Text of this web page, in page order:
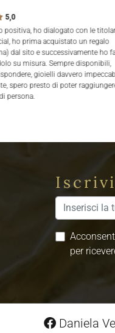
5,0
positiva, ho dialogato con le
ho prima acquistato un regalo
dal sito e successivamente ho
su misura. Sempre disponibili,
gioielli davvero
spero presto di poter
persona.
per
Daniela